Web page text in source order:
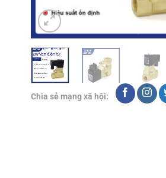
Chia sẻ mạng xã hội: